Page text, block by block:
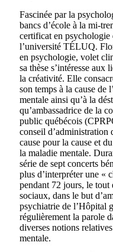
Fascinée par la
bancs d’école à la mi-
certificat en psychologie
l’université TÉLUQ.
en psychologie, volet
sa thèse s’intéresse aux
la créativité. Elle
son temps à la cause de
mentale ainsi qu’à la
qu’ambassadrice de la
public québécois
conseil d’administration
cause pour la cause et
la maladie mentale.
série de sept concerts
plus d’interpréter une «
pendant 72 jours, le tout
sociaux, dans le but
psychiatrie de l’Hôpital
régulièrement la parole
diverses notions
mentale.